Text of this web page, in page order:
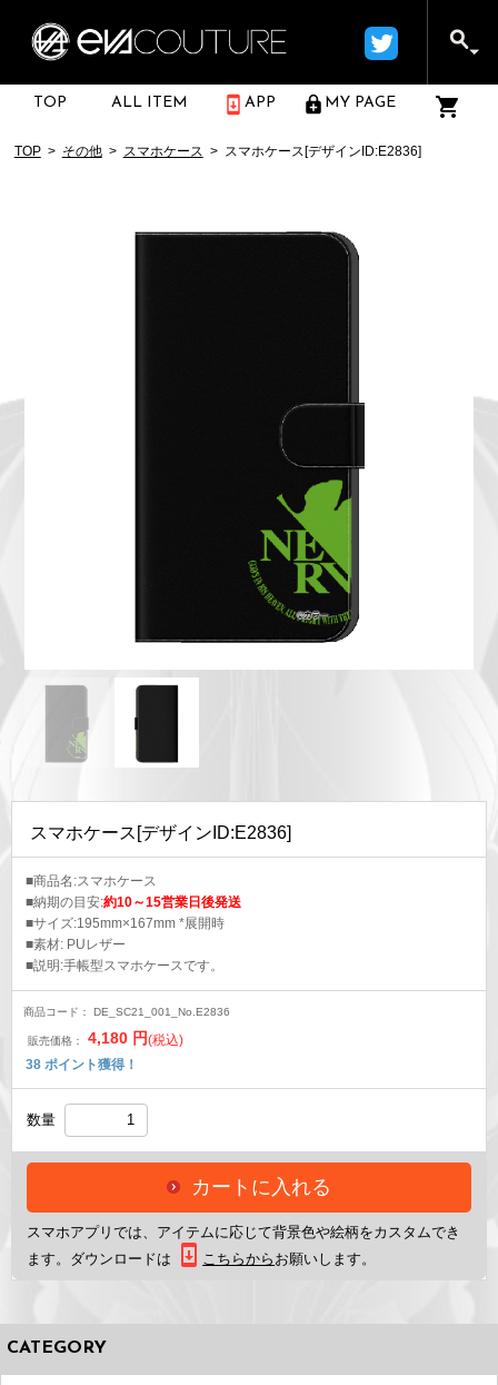
TOP ALL ITEM APP MY PAGE
TOP その他 スマホケース スマホケース[デザインID:E2836]
スマホケース[デザインID:E2836]
■商品名:スマホケース
■納期の目安:約10～15営業日後発送
■サイズ:195mm×167mm *展開時
■素材: PUレザー
■説明:手帳型スマホケースです。
商品コード：DE_SC21_001_No.E2836
販売価格： 4,180 円(税込)
38 ポイント獲得！
数量
カートに入れる
スマホアプリでは、アイテムに応じて背景色や絵柄をカスタムでき
ます。ダウンロードは
こちらから お願いします。
CATEGORY